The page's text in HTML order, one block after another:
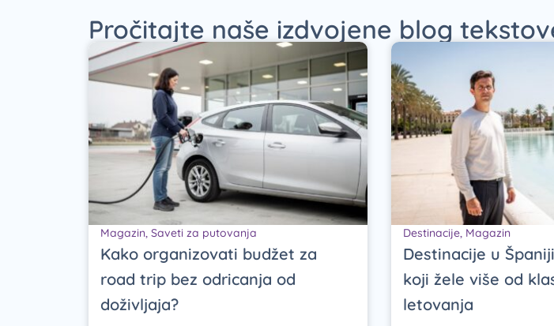
Pročitajte naše izdvojene blog
Magazin, Saveti za putovanja
Kako organizovati budžet za
road trip bez odricanja od
doživljaja?
Destinacije, Magazin
Destinacije u
koji žele više od
letovanja